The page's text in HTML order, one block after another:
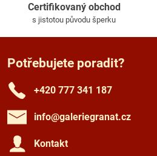
Certifikovaný obchod
s jistotou původu šperku
Potřebujete poradit?
+420 777 341 187
info​@galeriegranat​.cz
Kontakt